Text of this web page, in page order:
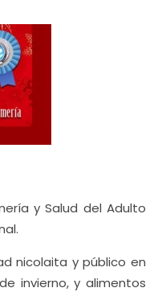
y Salud del Adulto
nicolaita y público en
invierno, y alimentos